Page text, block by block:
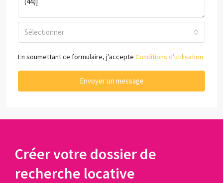
Sélectionner
En soumettant ce formulaire, j'accepte Conditions d'utilisation
Envoyer un message
Créer votre dossier de
recherche locative